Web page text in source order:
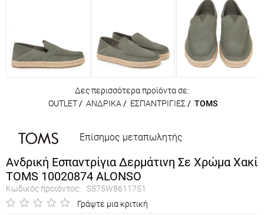
Δες περισσότερα προϊόντα σε:
OUTLET / ΑΝΔΡΙΚΑ / ΕΣΠΑΝΤΡΙΓΙΕΣ / TOMS
Επίσημος μεταπωλητής
Ανδρική Εσπαντρίγια Δερμάτινη Σε Χρώμα Χακί
TOMS 10020874 ALONSO
Κωδικός προϊόντος:
S575W8611751
Γράψτε μια κριτική